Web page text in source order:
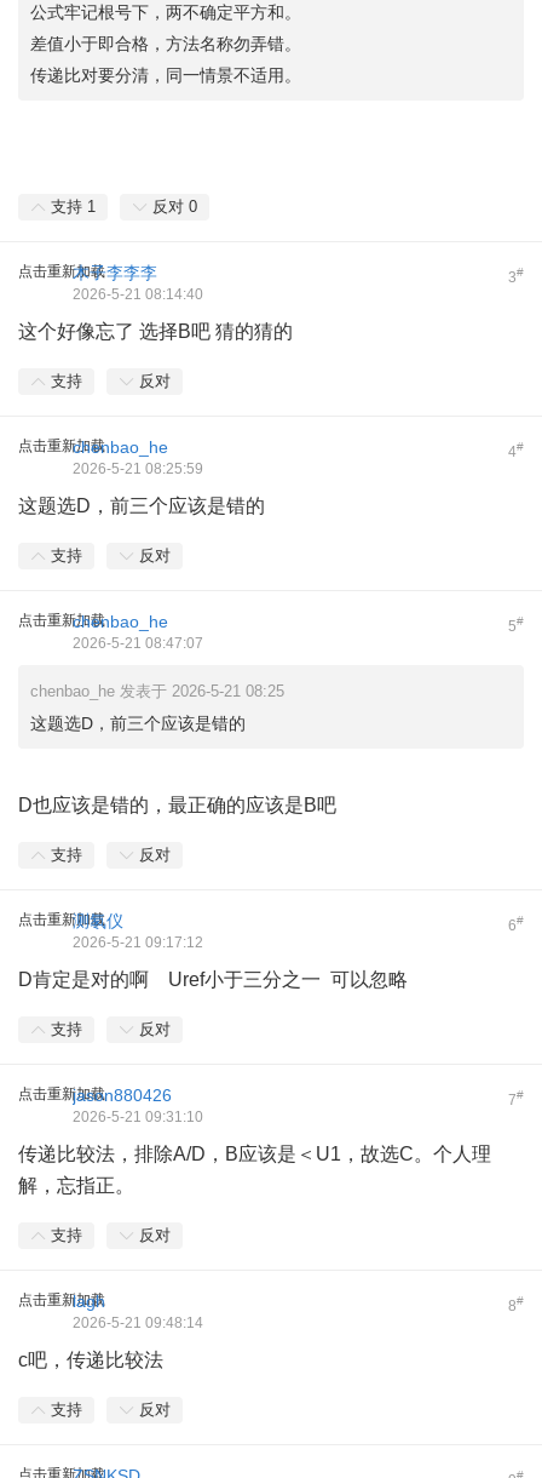
公式牢记根号下，两不确定平方和。
差值小于即合格，方法名称勿弄错。
传递比对要分清，同一情景不适用。
支持 1 反对 0
点击重新加载 3#
木子李李李
2026-5-21 08:14:40
这个好像忘了 选择B吧 猜的猜的
支持 反对
点击重新加载 4#
chenbao_he
2026-5-21 08:25:59
这题选D，前三个应该是错的
支持 反对
点击重新加载 5#
chenbao_he
2026-5-21 08:47:07
chenbao_he 发表于 2026-5-21 08:25
这题选D，前三个应该是错的
D也应该是错的，最正确的应该是B吧
支持 反对
点击重新加载 6#
测氡仪
2026-5-21 09:17:12
D肯定是对的啊 Uref小于三分之一 可以忽略
支持 反对
点击重新加载 7#
jason880426
2026-5-21 09:31:10
传递比较法，排除A/D，B应该是＜U1，故选C。个人理
解，忘指正。
支持 反对
点击重新加载 8#
lagh
2026-5-21 09:48:14
c吧，传递比较法
支持 反对
点击重新加载 #